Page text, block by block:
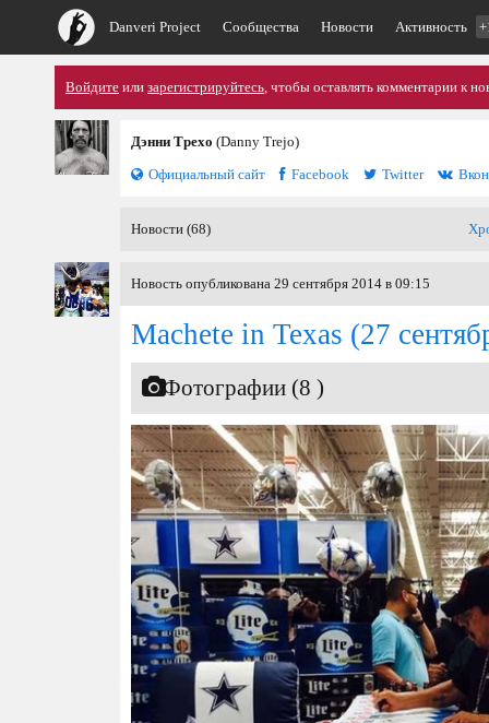
Danveri Project Сообщества Новости Активность
Войдите или зарегистрируйтесь, чтобы оставлять комментарии к
Дэнни Трехо (Danny Trejo)
Официальный сайт
Facebook Twitter
Новости (68)
Новость опубликована 29 сентября 2014 в 09:15
Machete in Texas (27
Фотографии (8 )